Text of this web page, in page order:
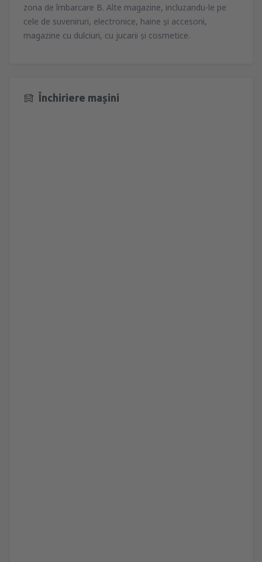
zona de îmbarcare B. Alte magazine, incluzandu-le pe
cele de suveniruri, electronice, haine şi accesorii,
magazine cu dulciuri, cu jucarii şi cosmetice.
Închiriere mașini